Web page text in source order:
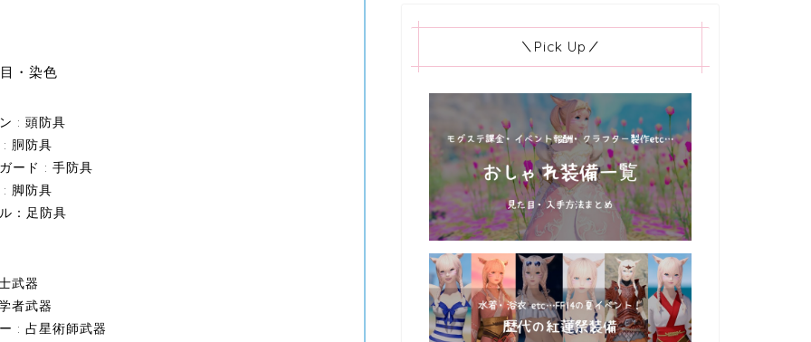
・染色
: 頭防具
胴防具
ード : 手防具
脚防具
：足防具
武器
者武器
: 占星術師武器
＼Pick Up／